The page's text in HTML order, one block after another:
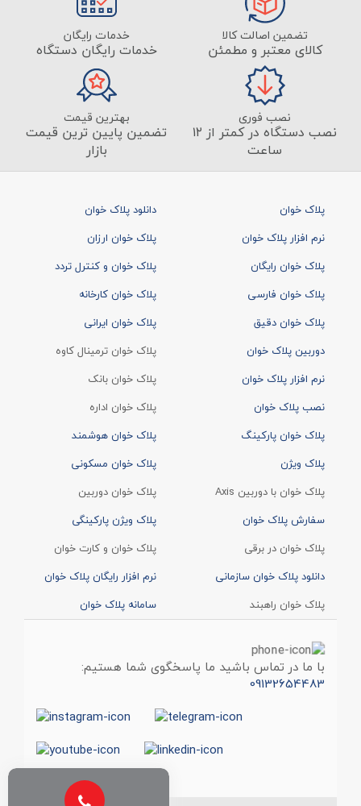
تضمین اصالت کالا
کالای معتبر و مطمئن
خدمات رایگان
خدمات رایگان دستگاه
نصب فوری
نصب دستگاه در کمتر از ۱۲
ساعت
بهترین قیمت
تضمین پایین ترین قیمت
بازار
پلاک خوان
نرم افزار پلاک خوان
پلاک خوان رایگان
پلاک خوان فارسی
پلاک خوان دقیق
دانلود پلاک خوان
پلاک خوان ارزان
پلاک خوان و کنترل تردد
پلاک خوان کارخانه
پلاک خوان ایرانی
دوربین پلاک خوان
نرم افزار پلاک خوان
نصب پلاک خوان
پلاک خوان پارکینگ
پلاک ویژن
پلاک خوان ترمینال کاوه
پلاک خوان بانک
پلاک خوان اداره
پلاک خوان هوشمند
پلاک خوان مسکونی
پلاک خوان با دوربین Axis
سفارش پلاک خوان
پلاک خوان در برقی
دانلود پلاک خوان سازمانی
پلاک خوان راهبند
پلاک خوان دوربین
پلاک ویژن پارکینگی
پلاک خوان و کارت خوان
نرم افزار رایگان پلاک خوان
سامانه پلاک خوان
با ما در تماس باشید ما پاسخگوی شما هستیم:
09132654483